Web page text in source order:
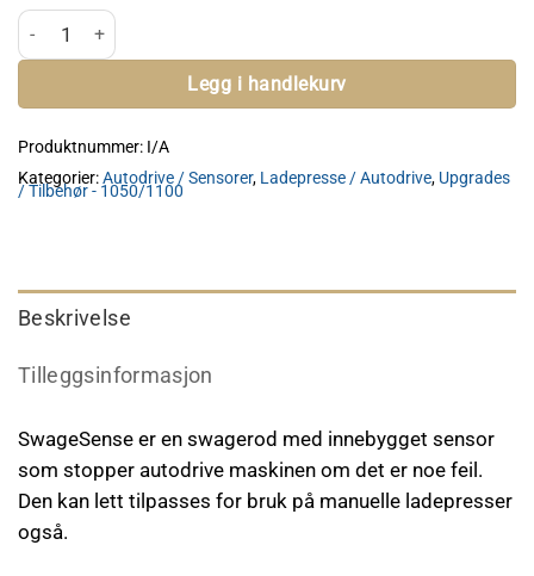
Mark 7 SwageSense antall
Legg i handlekurv
Produktnummer: I/A
Kategorier:Autodrive / Sensorer, Ladepresse / Autodrive, Upgrades
/ Tilbehør - 1050/1100
Beskrivelse
Tilleggsinformasjon
SwageSense er en swagerod med innebygget sensor
som stopper autodrive maskinen om det er noe feil.
Den kan lett tilpasses for bruk på manuelle ladepresser
også.